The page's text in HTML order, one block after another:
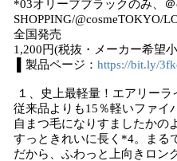
*03オリーブブラックのみ、＠
SHOPPING/@cosmeTOKYO/
全国発売
1,200円(税抜・メーカー希望
▌製品ページ： https://bit.ly/
１、史上最軽量！エアリー
従来品よりも15％軽いファイ
自まつ毛になりすましたかの
すっときれいに長く*4。まる
だから、ふわっと上向きロン